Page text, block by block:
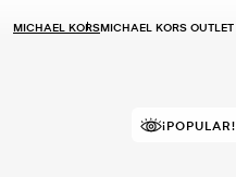
MICHAEL KORSMICHAEL KORS OUTLET
¡POPULAR!